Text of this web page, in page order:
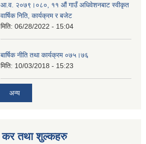
आ.व. २०७९।०८०, ११ औं गाउँ अधिवेशनबाट स्वीकृत
वार्षिक निति, कार्यक्रम र बजेट
मिति: 06/28/2022 - 15:04
बार्षिक नीति तथा कार्यक्रम ०७५।७६
मिति: 10/03/2018 - 15:23
अन्य
कर तथा शुल्कहरु